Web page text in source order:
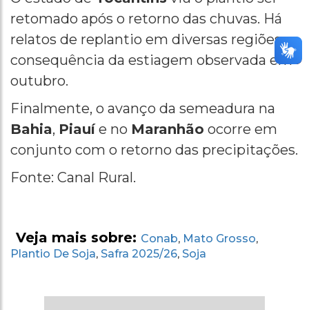
retomado após o retorno das chuvas. Há
relatos de replantio em diversas regiões,
consequência da estiagem observada em
outubro.
Finalmente, o avanço da semeadura na
Bahia, Piauíe no Maranhão ocorre em
conjunto com o retorno das precipitações.
Fonte: Canal Rural.
Veja mais sobre: Conab, Mato Grosso,
Plantio De Soja, Safra 2025/26, Soja